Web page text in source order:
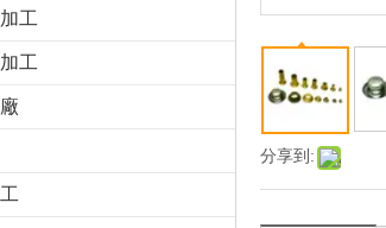
工
工
分享到: